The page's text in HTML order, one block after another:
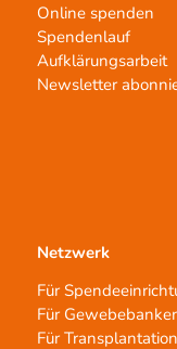
Online spenden
Spendenlauf
Aufklärungsarbeit
Newsletter
Netzwerk
Für
Für
Für